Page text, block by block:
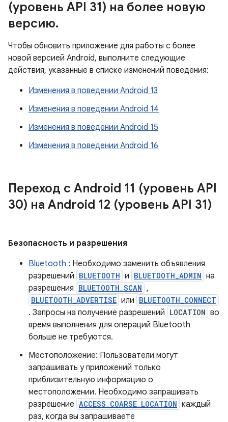
(уровень API 31) на более новую
версию.
Чтобы обновить приложение для работы с более
новой версией Android, выполните следующие
действия, указанные в списке изменений поведения:
Изменения в поведении Android 13
Изменения в поведении Android 14
Изменения в поведении Android 15
Изменения в поведении Android 16
Переход с Android 11 (уровень API
30) на Android 12 (уровень API 31)
Безопасность и разрешения
Bluetooth : Необходимо заменить объявления
разрешений BLUETOOTH и BLUETOOTH_ADMIN на
разрешения BLUETOOTH_SCAN ,
BLUETOOTH_ADVERTISE или BLUETOOTH_CONNECT
. Запросы на получение разрешений LOCATION во
время выполнения для операций Bluetooth
больше не требуются.
Местоположение: Пользователи могут
запрашивать у приложений только
приблизительную информацию о
местоположении. Необходимо запрашивать
разрешение ACCESS_COARSE_LOCATION каждый
раз, когда вы запрашиваете